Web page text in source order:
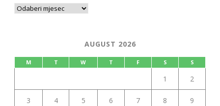
AUGUST 2026
M T W T F S S
1 2
3 4 5 6 7 8 9